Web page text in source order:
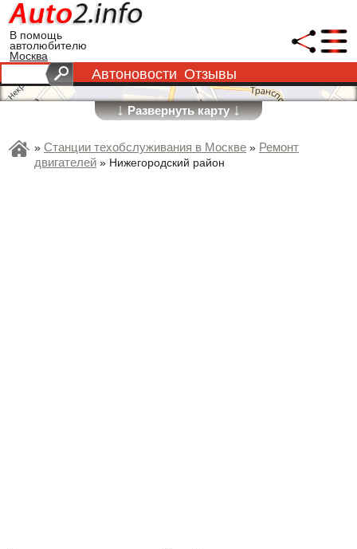
В помощь
автолюбителю
Москва
Автоновости Отзывы
↓Развернуть карту↓
» Станции техобслуживания в Москве » Ремонт
двигателей » Нижегородский район